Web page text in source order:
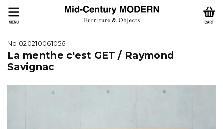
No.020210061056
La menthe c'est GET / Raymond
Savignac